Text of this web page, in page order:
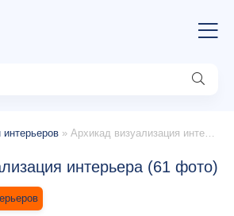
интерьеров » Архикад визуализация интерьера (61 фото)
интерьера (61 фото)